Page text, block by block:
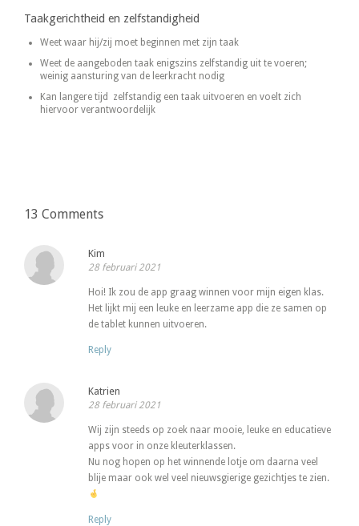
Taakgerichtheid en zelfstandigheid
Weet waar hij/zij moet beginnen met zijn taak
Weet de aangeboden taak enigszins zelfstandig uit te voeren;
weinig aansturing van de leerkracht nodig
Kan langere tijd zelfstandig een taak uitvoeren en voelt zich
hiervoor verantwoordelijk
13 Comments
Kim
28 februari 2021
Hoi! Ik zou de app graag winnen voor mijn eigen klas.
Het lijkt mij een leuke en leerzame app die ze samen op
de tablet kunnen uitvoeren.
Reply
Katrien
28 februari 2021
Wij zijn steeds op zoek naar mooie, leuke en educatieve
apps voor in onze kleuterklassen.
Nu nog hopen op het winnende lotje om daarna veel
blije maar ook wel veel nieuwsgierige gezichtjes te zien.
Reply